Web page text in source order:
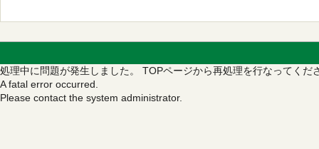
処理中に問題が発生しました。 TOPページから再処理を行なってくだ
A fatal error occurred.
Please contact the system administrator.